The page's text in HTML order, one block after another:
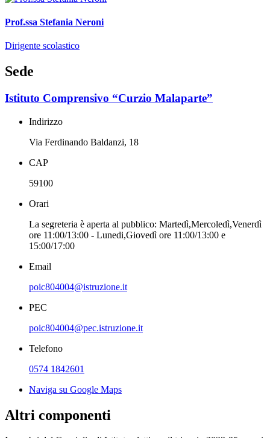
Prof.ssa Stefania Neroni
Dirigente scolastico
Sede
Istituto Comprensivo “Curzio Malaparte”
Indirizzo
Via Ferdinando Baldanzi, 18
CAP
59100
Orari
La segreteria è aperta al pubblico: Martedì,Mercoledì,Venerdì
ore 11:00/13:00 - Lunedi,Giovedì ore 11:00/13:00 e
15:00/17:00
Email
poic804004@istruzione.it
PEC
poic804004@pec.istruzione.it
Telefono
0574 1842601
Naviga su Google Maps
Altri componenti